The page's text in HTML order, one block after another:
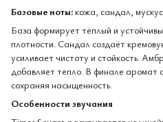
Базовые ноты: кожа, сандал,
База формирует тёплый и
плотности. Сандал создаёт
усиливает чистоту и стойкость.
добавляет тепло. В финале аромат
сохраняя насыщенность.
Особенности звучания